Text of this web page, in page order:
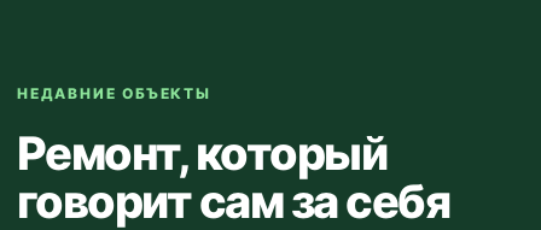
НЕДАВНИЕ ОБЪЕКТЫ
Ремонт, который
говорит сам за себя